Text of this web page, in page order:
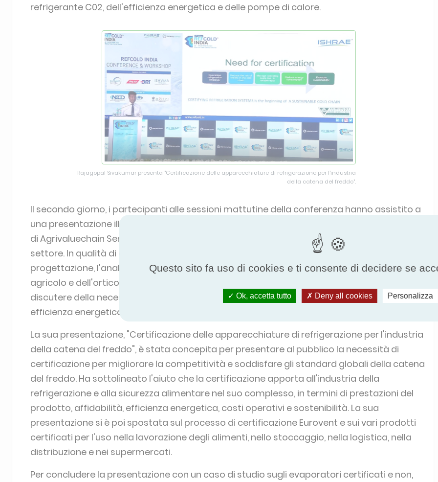
refrigerante C02, dell'efficienza energetica e delle pompe di calore.
Rajagopal Sivakumar presenta "Certificazione delle apparecchiature di refrigerazione per l'industria
della catena del freddo".
Il secondo giorno, i partecipanti alle sessioni mattutine della conferenza hanno assistito a
una presentazione illuminante da parte di Rajagopal Sivakumar, amministratore delegato
di Agrivaluechain Services Pvt. Ltd., un consulente con oltre ventisette anni di esperienza nel
settore. In qualità di consulente con oltre ventisette anni di esperienza nel settore per la
progettazione, l'analisi e l'implementazione di progetti per la catena del valore nel settore
agricolo e dell'orticoltura, Rajagopal Sivakumar si trovava nella posizione ideale per
discutere della necessità di certificazione in termini di sicurezza alimentare, affidabilità ed
efficienza energetica.
La sua presentazione, "Certificazione delle apparecchiature di refrigerazione per l'industria
della catena del freddo", è stata concepita per presentare al pubblico la necessità di
certificazione per migliorare la competitività e soddisfare gli standard globali della catena
del freddo. Ha sottolineato l'aiuto che la certificazione apporta all'industria della
refrigerazione e alla sicurezza alimentare nel suo complesso, in termini di prestazioni del
prodotto, affidabilità, efficienza energetica, costi operativi e sostenibilità. La sua
presentazione si è poi spostata sul processo di certificazione Eurovent e sui vari prodotti
certificati per l'uso nella lavorazione degli alimenti, nello stoccaggio, nella logistica, nella
distribuzione e nei supermercati.
Per concludere la presentazione con un caso di studio sugli evaporatori certificati e non,
Questo sito fa uso di cookies e ti consente di decidere se
Ok, accetta tutto Deny all cookies Personalizza